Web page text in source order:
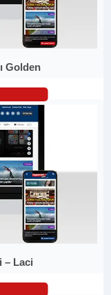
Golden
– Laci